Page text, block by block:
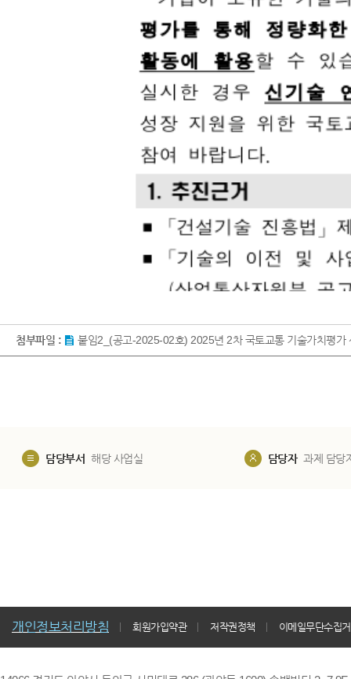
첨부파일 : 붙임2_(공고-2025-02호) 2025년 2차 국토교통 기술가치평가
담당부서 해당 사업실 담당자 과제 담당
개인정보처리방침 회원가입약관 저작권정책 이메일무단수집